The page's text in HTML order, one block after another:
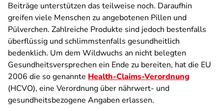
Beiträge unterstützen das teilweise noch. Daraufhin
greifen viele Menschen zu angebotenen Pillen und
Pülverchen. Zahlreiche Produkte sind jedoch bestenfalls
überflüssig und schlimmstenfalls gesundheitlich
bedenklich. Um dem Wildwuchs an nicht belegten
Gesundheitsversprechen ein Ende zu bereiten, hat die EU
2006 die so genannte Health-Claims-Verordnung
(HCVO), eine Verordnung über nährwert- und
gesundheitsbezogene Angaben erlassen.